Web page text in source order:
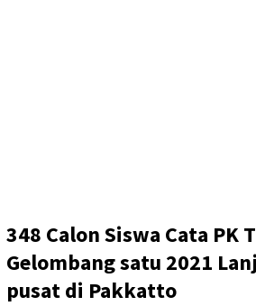
348 Calon Siswa Cata PK
Gelombang satu 2021
pusat di Pakkatto